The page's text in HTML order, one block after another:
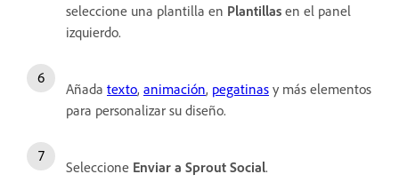
seleccione una plantilla en Plantillas en el panel
izquierdo.
Añada texto, animación, pegatinas y más elementos
para personalizar su diseño.
Seleccione Enviar a Sprout Social.